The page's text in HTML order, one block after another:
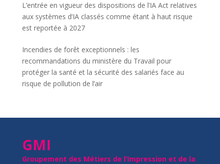
L’entrée en vigueur des dispositions de l’IA Act relatives
aux systèmes d’IA classés comme étant à haut risque
est reportée à 2027
Incendies de forêt exceptionnels : les
recommandations du ministère du Travail pour
protéger la santé et la sécurité des salariés face au
risque de pollution de l’air
GMI
Groupement des Métiers de l’Impression et de la